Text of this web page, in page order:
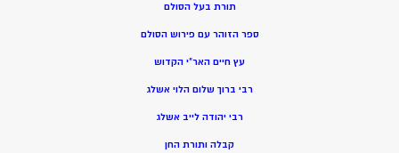
תורת בעל הסולם
ספר הזוהר עם פירוש הסולם
עץ חיים האר”י הקדוש
רבי ברוך שלום הלוי אשלג
רבי יהודה לייב אשלג
קבלה ותורת החן